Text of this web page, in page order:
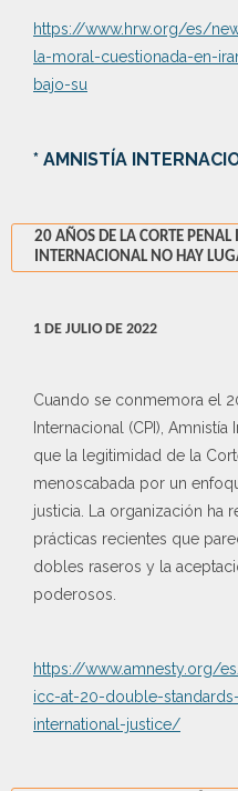
https://www.hrw.org/es/
la-moral-cuestionada-en-
bajo-su
* AMNISTÍA
20 AÑOS DE LA CORTE
INTERNACIONAL NO HAY
1 DE JULIO DE 2022
Cuando se conmemora el
Internacional (CPI),
que la legitimidad de la
menoscabada por un
justicia. La organización ha
prácticas recientes que
dobles raseros y la
poderosos.
https://www.amnesty.org/
icc-at-20-double-
international-justice/